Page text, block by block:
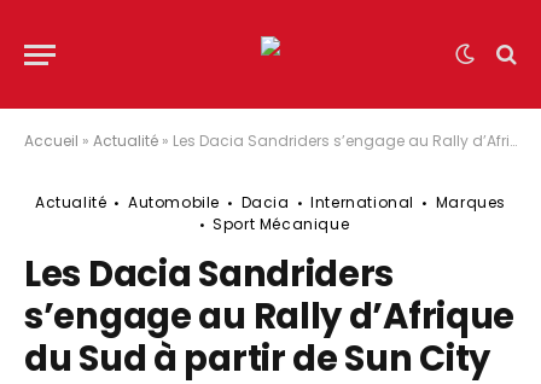
Accueil » Actualité » Les Dacia Sandriders s’engage au Rally d’Afrique du Sud à partir de Sun City
Actualité Automobile Dacia International
Marques
Sport Mécanique
Les Dacia Sandriders
s’engage au Rally d’Afrique
du Sud à partir de Sun City